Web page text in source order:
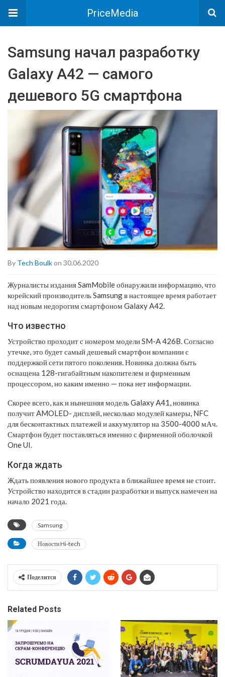
PriceMedia
Samsung начал разработку
Galaxy A42 — самого
дешевого 5G смартфона
By Tech Boulkon 30.06.2020
Журналисты издания SamMobile обнаружили информацию, что
корейский производитель Samsung в настоящее время работает
над новым недорогим смартфоном Galaxy A42.
Что известно
Устройство проходит с номером модели SM-A 426B. Согласно
утечке, это будет самый дешевый смартфон компании с
поддержкой сети пятого поколения. Новинка должна быть
оснащена 128-гигабайтным накопителем и фирменным
процессором, но каким именно — пока нет информации.
Скорее всего, как и нынешняя модель Galaxy A41, новинка
получит AMOLED- дисплей, несколько модулей камеры, NFC
для бесконтактных платежей и аккумулятор на 3500-4000 мАч.
Смартфон будет поставляться именно с фирменной оболочкой
One UI.
Когда ждать
Ждать появления нового продукта в ближайшее время не стоит.
Устройство находится в стадии разработки и выпуск намечен на
начало 2021 года.
Samsung
Новости Hi-tech
Поделится
Related Posts